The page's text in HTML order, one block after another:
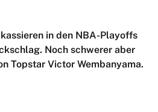
in den NBA-Playoffs
Noch schwerer aber
Topstar Victor Wembanyama.